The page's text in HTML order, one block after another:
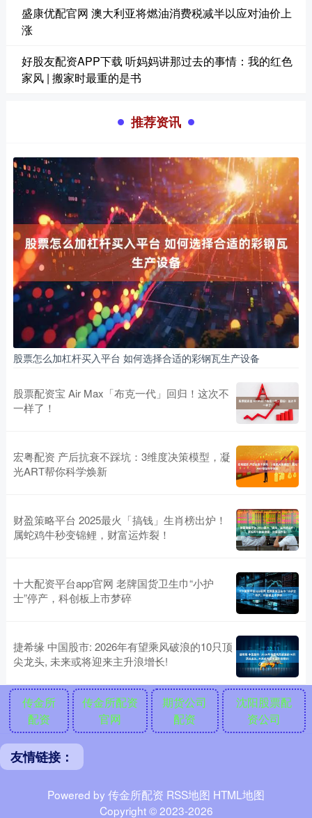
盛康优配官网 澳大利亚将燃油消费税减半以应对油价上
涨
好股友配资APP下载 听妈妈讲那过去的事情：我的红色
家风 | 搬家时最重的是书
推荐资讯
股票怎么加杠杆买入平台 如何选择合适的彩钢瓦生产设备
股票配资宝 Air Max「布克一代」回归！这次不
一样了！
宏粤配资 产后抗衰不踩坑：3维度决策模型，凝
光ART帮你科学焕新
财盈策略平台 2025最火「搞钱」生肖榜出炉！
属蛇鸡牛秒变锦鲤，财富运炸裂！
十大配资平台app官网 老牌国货卫生巾“小护
士”停产，科创板上市梦碎
捷希缘 中国股市: 2026年有望乘风破浪的10只顶
尖龙头, 未来或将迎来主升浪增长!
传金所
配资
传金所配资
官网
期货公司
配资
沈阳股票配
资公司
友情链接：
Powered by 传金所配资 RSS地图 HTML地图
Copyright© 2023-2026